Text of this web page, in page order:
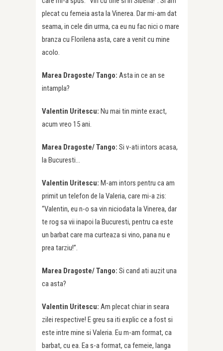
plecat cu femeia asta la Vinerea. Dar mi-am dat
seama, in cele din urma, ca eu nu fac nici o mare
branza cu Florilena asta, care a venit cu mine
acolo.
Marea Dragoste/ Tango: Asta in ce an se
intampla?
Valentin Uritescu: Nu mai tin minte exact,
acum vreo 15 ani.
Marea Dragoste/ Tango: Si v-ati intors acasa,
la Bucuresti…
Valentin Uritescu: M-am intors pentru ca am
primit un telefon de la Valeria, care mi-a zis:
“Valentin, eu n-o sa vin niciodata la Vinerea, dar
te rog sa vii inapoi la Bucuresti, pentru ca este
un barbat care ma curteaza si vino, pana nu e
prea tarziu!”.
Marea Dragoste/ Tango: Si cand ati auzit una
ca asta?
Valentin Uritescu: Am plecat chiar in seara
zilei respective! E greu sa iti explic ce a fost si
este intre mine si Valeria. Eu m-am format, ca
barbat, cu ea. Ea s-a format, ca femeie, langa